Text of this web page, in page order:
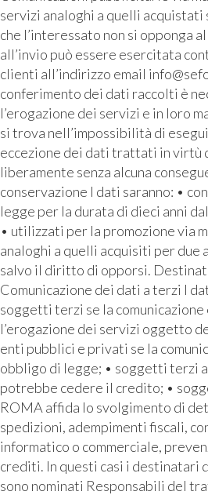
servizi analoghi a quelli acquistati
che l’interessato non si opponga
all’invio può essere esercitata
clienti all’indirizzo email
conferimento dei dati raccolti è
l’erogazione dei servizi e in loro
si trova nell’impossibilità di
eccezione dei dati trattati in virtù
liberamente senza alcuna
conservazione I dati saranno: •
legge per la durata di dieci anni
• utilizzati per la promozione via
analoghi a quelli acquisiti per due
salvo il diritto di opporsi.
Comunicazione dei dati a terzi I
soggetti terzi se la comunicazione
l’erogazione dei servizi oggetto
enti pubblici e privati se la
obbligo di legge; • soggetti terzi
potrebbe cedere il credito; •
ROMA affida lo svolgimento di
spedizioni, adempimenti fiscali,
informatico o commerciale,
crediti. In questi casi i destinatari
sono nominati Responsabili del